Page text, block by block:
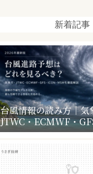
新着記事
台風情報の読み方｜気
JTWC・ECMWF・
暴風警報で会社・学校